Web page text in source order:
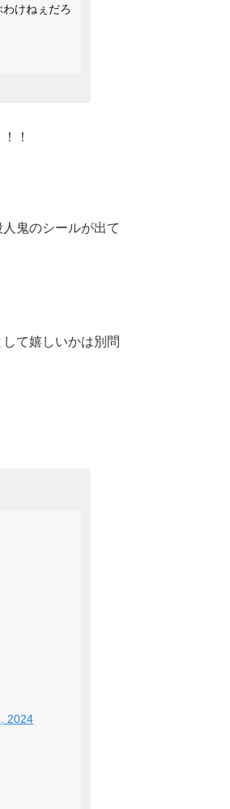
けねぇだろ
！！
鬼のシールが出て
て嬉しいかは別問
2024